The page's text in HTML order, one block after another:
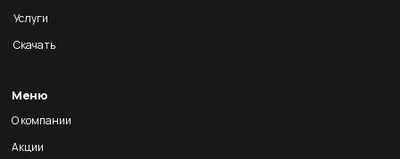
Услуги
Скачать
Меню
О компании
Акции